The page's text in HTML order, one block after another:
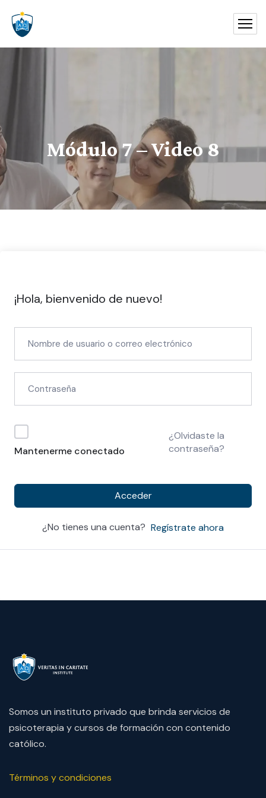
Módulo 7 – Video 8
¡Hola, bienvenido de nuevo!
Mantenerme conectado
¿Olvidaste la
contraseña?
Acceder
¿No tienes una cuenta? Regístrate ahora
Somos un instituto privado que brinda servicios de
psicoterapia y cursos de formación con contenido
católico.
Términos y condiciones